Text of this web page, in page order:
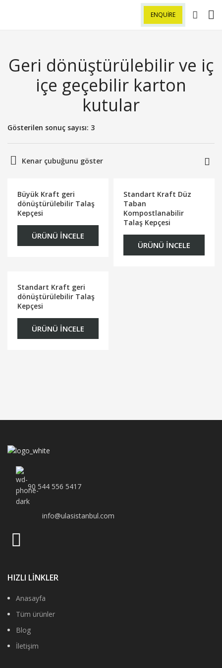
ENQUIRE
Geri dönüştürülebilir ve iç
içe geçebilir karton
kutular
Gösterilen sonuç sayısı: 3
Kenar çubuğunu göster
Büyük Kraft geri
dönüştürülebilir Talaş
Kepçesi
ÜRÜNÜ İNCELE
Standart Kraft Düz
Taban
Kompostlanabilir
Talaş Kepçesi
ÜRÜNÜ İNCELE
Standart Kraft geri
dönüştürülebilir Talaş
Kepçesi
ÜRÜNÜ İNCELE
90 544 556 5417
info@ulasistanbul.com
HIZLI LİNKLER
Anasayfa
Tüm ürünler
Blog
İletişim